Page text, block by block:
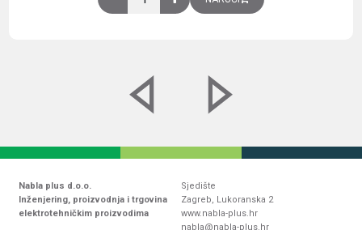
Nabla plus d.o.o.
Inženjering, proizvodnja i trgovina
elektrotehničkim proizvodima
Sjedište
Zagreb, Lukoranska 2
www.nabla-plus.hr
nabla@nabla-plus.hr